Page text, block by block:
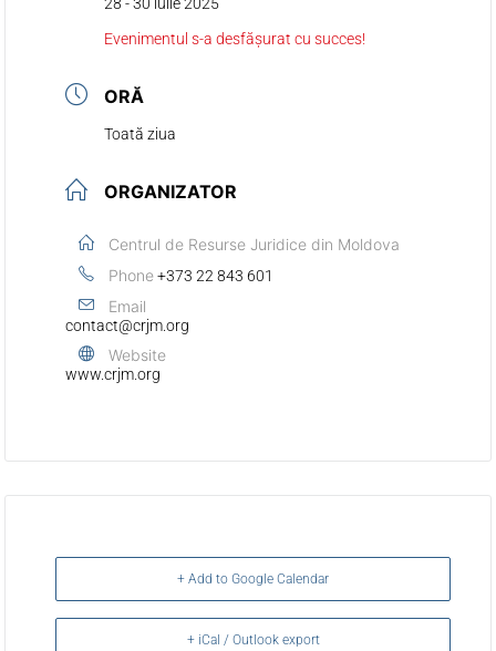
28 - 30 iulie 2025
Evenimentul s-a desfășurat cu succes!
ORĂ
Toată ziua
ORGANIZATOR
Centrul de Resurse Juridice din Moldova
Phone +373 22 843 601
Email
contact@crjm.org
Website
www.crjm.org
+ Add to Google Calendar
+ iCal / Outlook export